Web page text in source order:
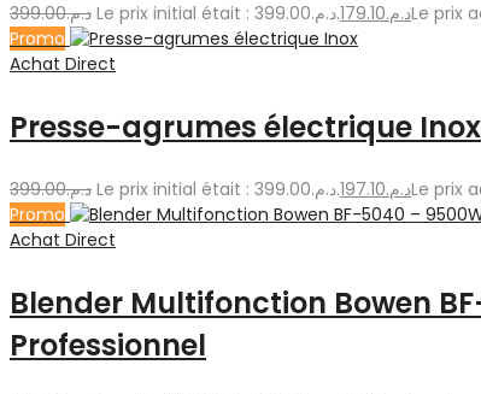
د.م.399.00 Le prix initial était : د.م.399.00. د.م.179.10
Promo
Achat Direct
Presse-agrumes électrique Inox
د.م.399.00 Le prix initial était : د.م.399.00. د.م.197.10
Promo
Achat Direct
Blender Multifonction Bowen
Professionnel